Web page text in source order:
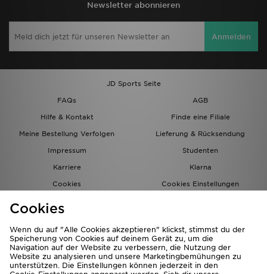
Newsletter abonnieren
Anmelden
JD Sports Seite
FAQs
AGB
Hilfe & Kontakt
Finde eine Filiale
Meine Bestellung Verfolgen
Lieferung & Rücksendung
Impressum
Studenten
Karriere
Klarna
Cookies
Cookies Einstellungen
Cookies
Wenn du auf "Alle Cookies akzeptieren" klickst, stimmst du der
Speicherung von Cookies auf deinem Gerät zu, um die
Navigation auf der Website zu verbessern, die Nutzung der
Website zu analysieren und unsere Marketingbemühungen zu
unterstützen. Die Einstellungen können jederzeit in den